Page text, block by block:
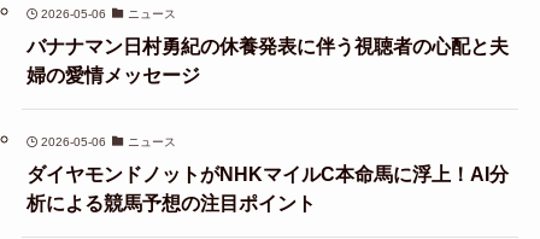
2026-05-06 ニュース
バナナマン日村勇紀の休養発表に伴う視聴者の心配と夫
婦の愛情メッセージ
2026-05-06 ニュース
ダイヤモンドノットがNHKマイルC本命馬に浮上！AI分
析による競馬予想の注目ポイント